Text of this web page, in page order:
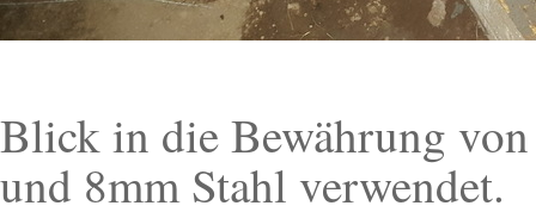
Blick in die Bewährung
und 8mm Stahl verwendet.